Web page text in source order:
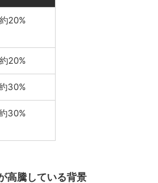
約20%
約20%
30%
30%
高騰している背景